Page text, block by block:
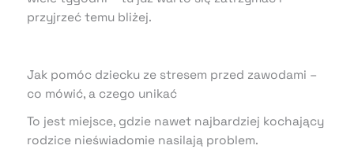
przyjrzeć temu bliżej.
Jak pomóc dziecku ze stresem przed zawodami –
co mówić, a czego unikać
To jest miejsce, gdzie nawet najbardziej kochający
rodzice nieświadomie nasilają problem.